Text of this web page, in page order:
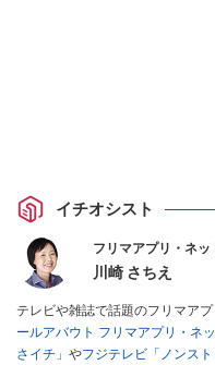
イチオシスト
フリマアプリ・ネ
川崎 さちえ
テレビや雑誌で話題のフリマア
ールアバウト フリマアプリ・ネ
さイチ」 やフジテレビ「ノンスト